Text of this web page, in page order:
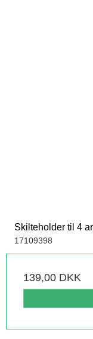
Skilteholder til 4
17109398
139,00 DKK